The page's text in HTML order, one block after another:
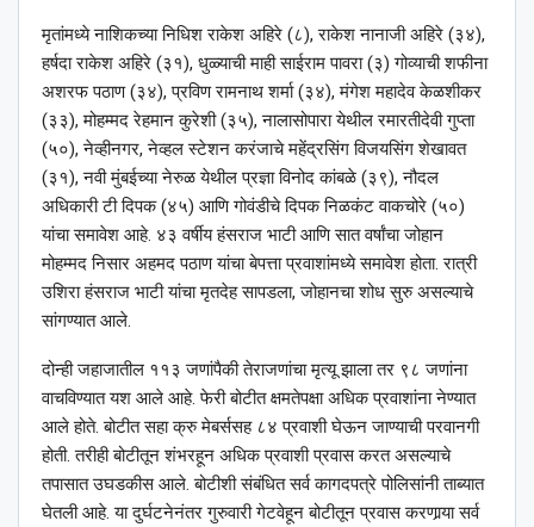
मृतांमध्ये नाशिकच्या निधिश राकेश अहिरे (८), राकेश नानाजी अहिरे (३४),
हर्षदा राकेश अहिरे (३१), धुळ्याची माही साईराम पावरा (३) गोव्याची शफीना
अशरफ पठाण (३४), प्रविण रामनाथ शर्मा (३४), मंगेश महादेव केळशीकर
(३३), मोहम्मद रेहमान कुरेशी (३५), नालासोपारा येथील रमारतीदेवी गुप्ता
(५०), नेव्हीनगर, नेव्हल स्टेशन करंजाचे महेंद्रसिंग विजयसिंग शेखावत
(३१), नवी मुंबईच्या नेरुळ येथील प्रज्ञा विनोद कांबळे (३९), नौदल
अधिकारी टी दिपक (४५) आणि गोवंडीचे दिपक निळकंट वाकचोरे (५०)
यांचा समावेश आहे. ४३ वर्षीय हंसराज भाटी आणि सात वर्षांचा जोहान
मोहम्मद निसार अहमद पठाण यांचा बेपत्ता प्रवाशांमध्ये समावेश होता. रात्री
उशिरा हंसराज भाटी यांचा मृतदेह सापडला, जोहानचा शोध सुरु असल्याचे
सांगण्यात आले.
दोन्ही जहाजातील ११३ जणांपैकी तेराजणांचा मृत्यू झाला तर ९८ जणांना
वाचविण्यात यश आले आहे. फेरी बोटीत क्षमतेपक्षा अधिक प्रवाशांना नेण्यात
आले होते. बोटीत सहा क्रु मेबर्ससह ८४ प्रवाशी घेऊन जाण्याची परवानगी
होती. तरीही बोटीतून शंभरहून अधिक प्रवाशी प्रवास करत असल्याचे
तपासात उघडकीस आले. बोटीशी संबंधित सर्व कागदपत्रे पोलिसांनी ताब्यात
घेतली आहे. या दुर्घटनेनंतर गुरुवारी गेटवेहून बोटीतून प्रवास करणार्‍या सर्व